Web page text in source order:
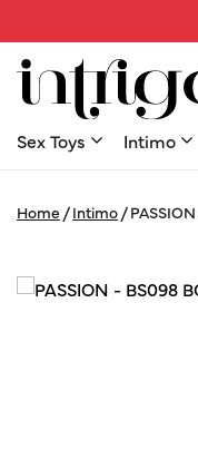
Sex Toys Intimo
Home /Intimo /